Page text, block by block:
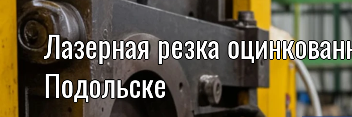
Лазерная резка
Подольске